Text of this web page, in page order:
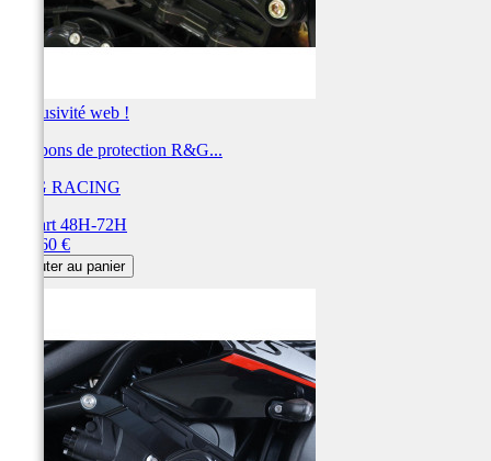
Exclusivité web !
Tampons de protection R&G...
R&G RACING
Départ 48H-72H
283,60 €
Ajouter au panier